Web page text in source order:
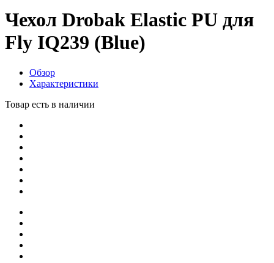
Чехол Drobak Elastic PU для
Fly IQ239 (Blue)
Обзор
Характеристики
Товар есть в наличии